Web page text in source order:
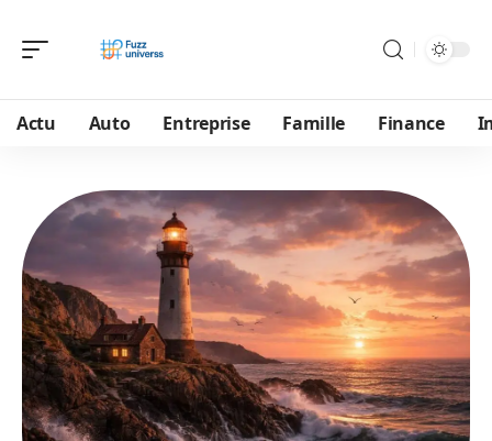
Actu Auto Entreprise Famille Finance